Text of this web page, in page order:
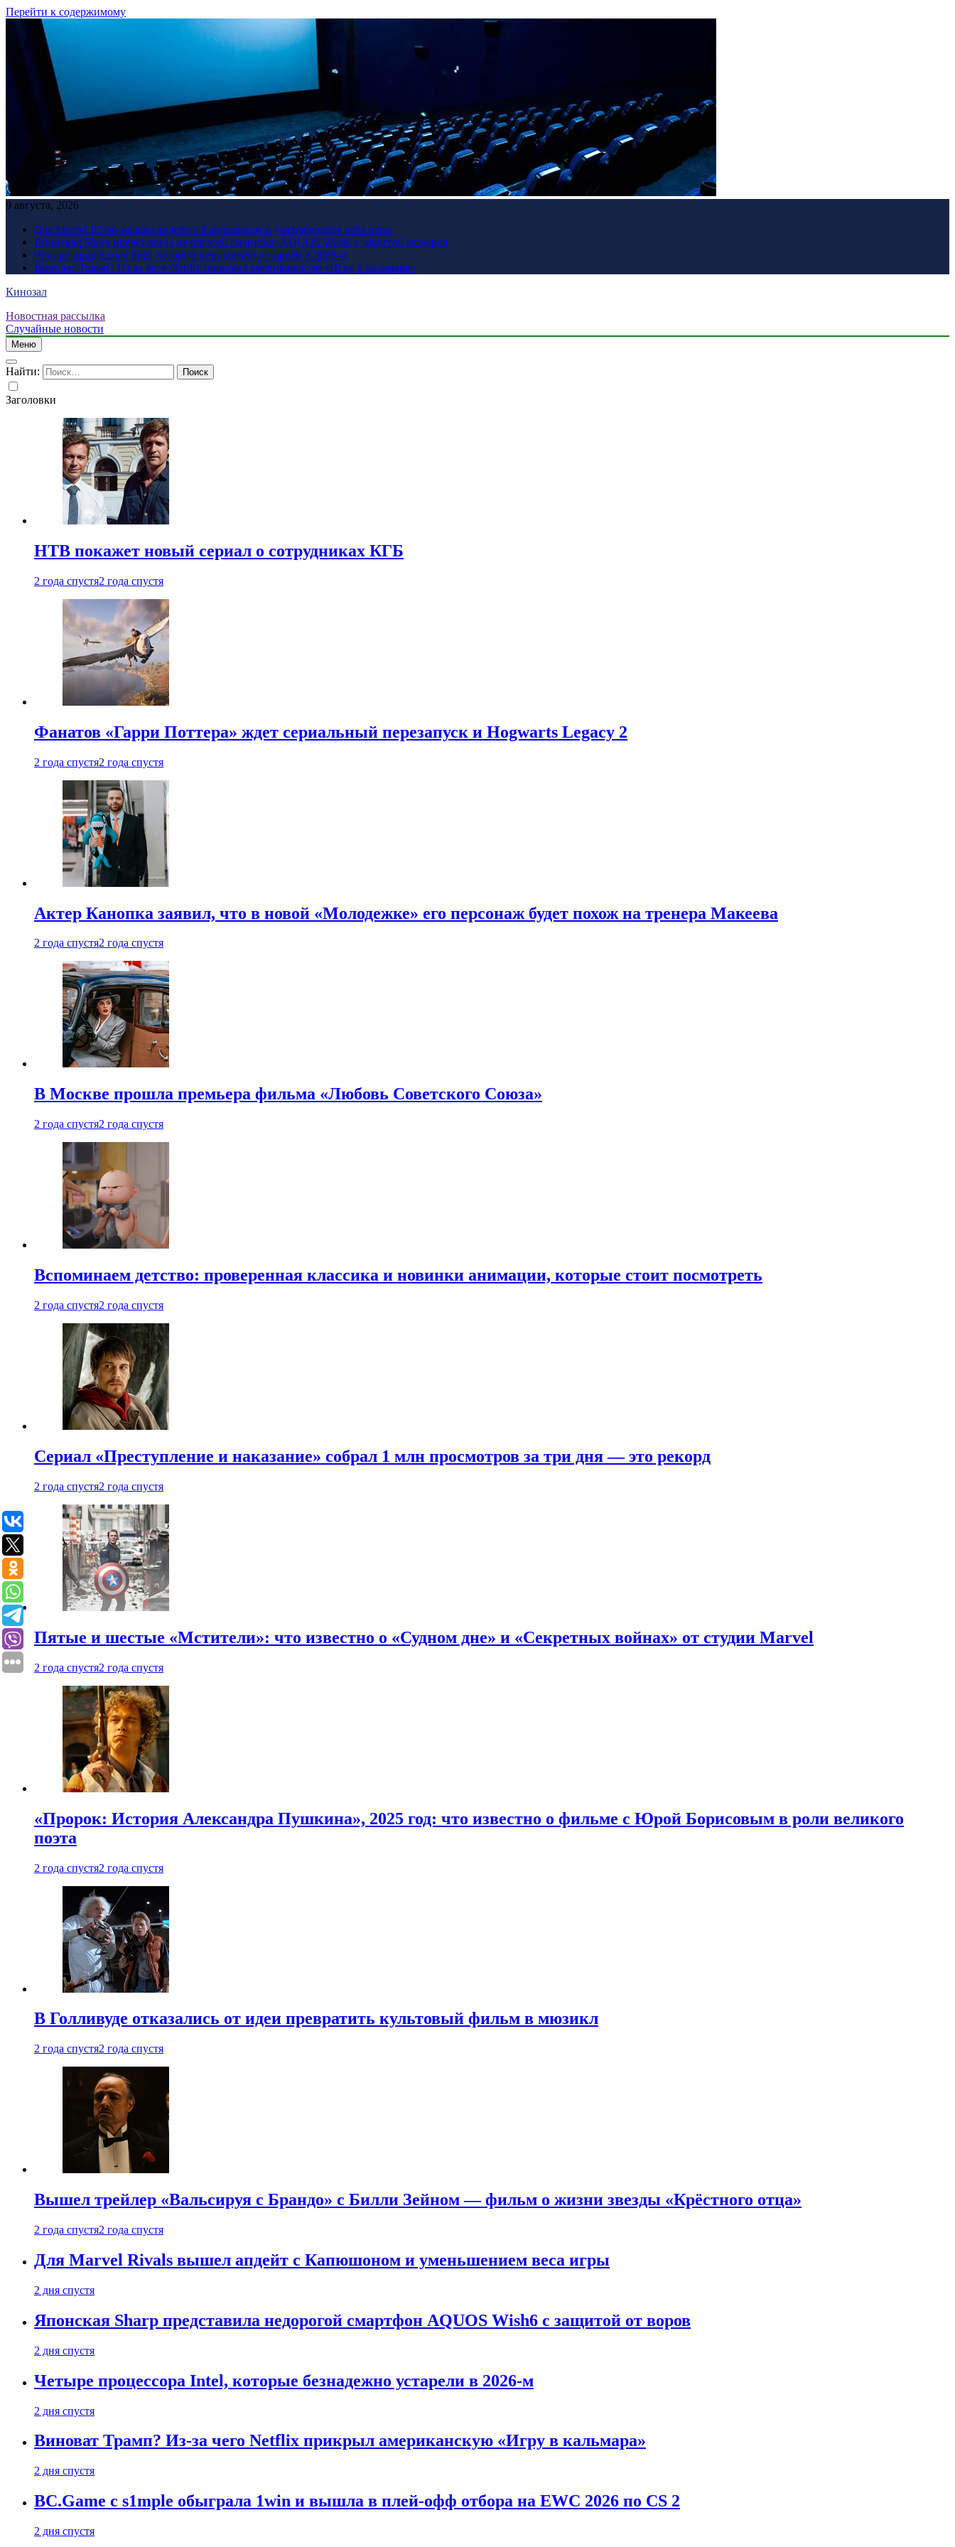
Перейти к содержимому
9 августа, 2026
Для Marvel Rivals вышел апдейт с Капюшоном и уменьшением веса игры
Японская Sharp представила недорогой смартфон AQUOS Wish6 с защитой от воров
Четыре процессора Intel, которые безнадежно устарели в 2026-м
Виноват Трамп? Из-за чего Netflix прикрыл американскую «Игру в кальмара»
Кинозал
Новостная рассылка
Случайные новости
Меню
Найти:
Заголовки
НТВ покажет новый сериал о сотрудниках КГБ
2 года спустя2 года спустя
Фанатов «Гарри Поттера» ждет сериальный перезапуск и Hogwarts Legacy 2
2 года спустя2 года спустя
Актер Канопка заявил, что в новой «Молодежке» его персонаж будет похож на тренера Макеева
2 года спустя2 года спустя
В Москве прошла премьера фильма «Любовь Советского Союза»
2 года спустя2 года спустя
Вспоминаем детство: проверенная классика и новинки анимации, которые стоит посмотреть
2 года спустя2 года спустя
Сериал «Преступление и наказание» собрал 1 млн просмотров за три дня — это рекорд
2 года спустя2 года спустя
Пятые и шестые «Мстители»: что известно о «Судном дне» и «Секретных войнах» от студии Marvel
2 года спустя2 года спустя
«Пророк: История Александра Пушкина», 2025 год: что известно о фильме с Юрой Борисовым в роли великого
поэта
2 года спустя2 года спустя
В Голливуде отказались от идеи превратить культовый фильм в мюзикл
2 года спустя2 года спустя
Вышел трейлер «Вальсируя с Брандо» с Билли Зейном — фильм о жизни звезды «Крёстного отца»
2 года спустя2 года спустя
Для Marvel Rivals вышел апдейт с Капюшоном и уменьшением веса игры
2 дня спустя
Японская Sharp представила недорогой смартфон AQUOS Wish6 с защитой от воров
2 дня спустя
Четыре процессора Intel, которые безнадежно устарели в 2026-м
2 дня спустя
Виноват Трамп? Из-за чего Netflix прикрыл американскую «Игру в кальмара»
2 дня спустя
BC.Game с s1mple обыграла 1win и вышла в плей-офф отбора на EWC 2026 по CS 2
2 дня спустя